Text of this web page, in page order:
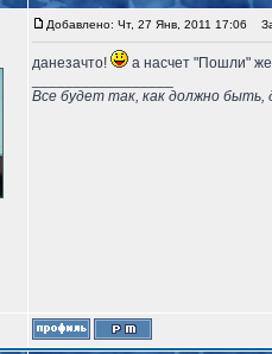
Добавлено: Чт, 27 Янв, 2011 17:06
данезачто!
а насчет "Пошли"
Все будет так, как должно быть,